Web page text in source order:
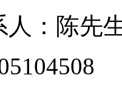
人：陈先